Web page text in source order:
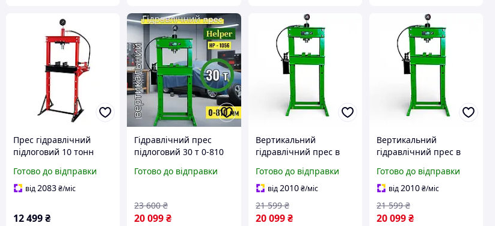
Прес гідравлічний
підлоговий 10 тонн
Готово до відправки
від2083₴/міс
12 499₴
Гідравлічний прес
підлоговий 30 т 0-810
вертикальні
автосервісу прес на
гідравліці
Готово до відправки
20 099₴
23 600 ₴
Вертикальний
гідравлічний прес в
мм Helper HP - 1056
пресувальний
підлоговий верстат на
гідравліці на СТО
Готово до відправки
від2010 ₴/міс
20 099 ₴
21 599 ₴
Вертикальний
гідравлічний прес в
мм Helper HP - 1056
пресувальний
підлоговий верстат на
гідравліці на СТО
Готово до відправки
від2010₴/міс
20 099₴
21 599 ₴